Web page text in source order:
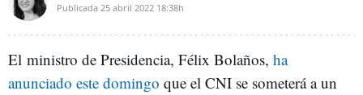
Publicada 25 abril 2022 18:38h
El ministro de Presidencia, Félix Bolaños, ha
anunciado este domingo que el CNI se someterá a un